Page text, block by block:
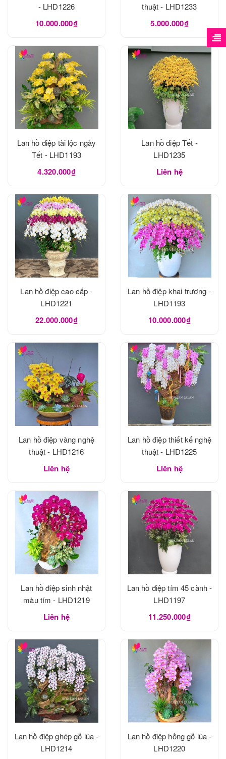
- LHD1226
10.000.000₫
thuật - LHD1233
5.000.000₫
Lan hồ điệp tài lộc ngày
Tết - LHD1193
4.320.000₫
Lan hồ điệp Tết -
LHD1235
Liên hệ
Lan hồ điệp cao cấp -
LHD1221
22.000.000₫
Lan hồ điệp khai trương -
LHD1193
10.000.000₫
Lan hồ điệp vàng nghệ
thuật - LHD1216
Liên hệ
Lan hồ điệp thiết kế nghệ
thuật - LHD1225
Liên hệ
Lan hồ điệp sinh nhật
màu tím - LHD1219
Liên hệ
Lan hồ điệp tím 45 cành -
LHD1197
11.250.000₫
Lan hồ điệp ghép gỗ lũa -
LHD1214
Lan hồ điệp hồng gỗ lũa -
LHD1220